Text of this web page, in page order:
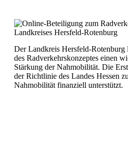
Der Landkreis Hersfeld-Rotenburg
des Radverkehrskonzeptes einen
Stärkung der Nahmobilität. Die
der Richtlinie des Landes Hessen
Nahmobilität finanziell unterstützt.